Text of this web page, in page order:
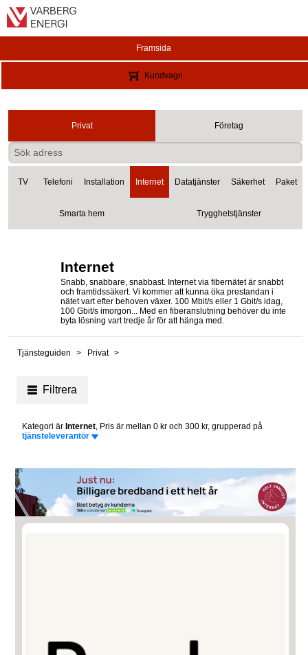
Framsida
Kundvagn
Privat Företag
TV Telefoni Installation Internet Datatjänster Säkerhet Paket
Smarta hem Trygghetstjänster
Internet
Snabb, snabbare, snabbast. Internet via fibernätet är snabbt
och framtidssäkert. Vi kommer att kunna öka prestandan i
nätet vart efter behoven växer. 100 Mbit/s eller 1 Gbit/s idag,
100 Gbit/s imorgon... Med en fiberanslutning behöver du inte
byta lösning vart tredje år för att hänga med.
Tjänsteguiden Privat
Filtrera
Kategori är Internet , Pris är mellan 0 kr och 300 kr, grupperad på
tjänsteleverantör